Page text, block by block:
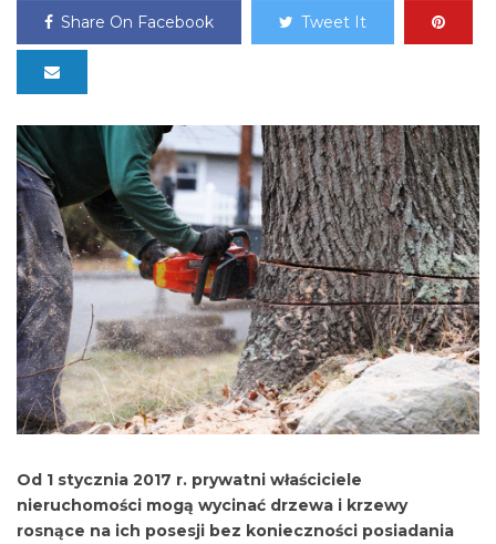
Share On Facebook Tweet It
Od 1 stycznia 2017 r. prywatni właściciele
nieruchomości mogą wycinać drzewa i krzewy
rosnące na ich posesji bez konieczności posiadania